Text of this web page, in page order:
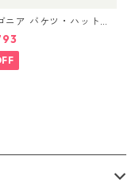
ニア バケツ・ハット 3
Text Logo: Birch Whit